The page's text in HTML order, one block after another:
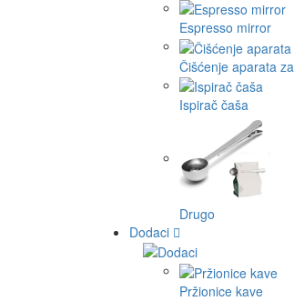
Espresso mirror
Čišćenje aparata
Ispirač čaša
Drugo
Dodaci
Pržionice kave